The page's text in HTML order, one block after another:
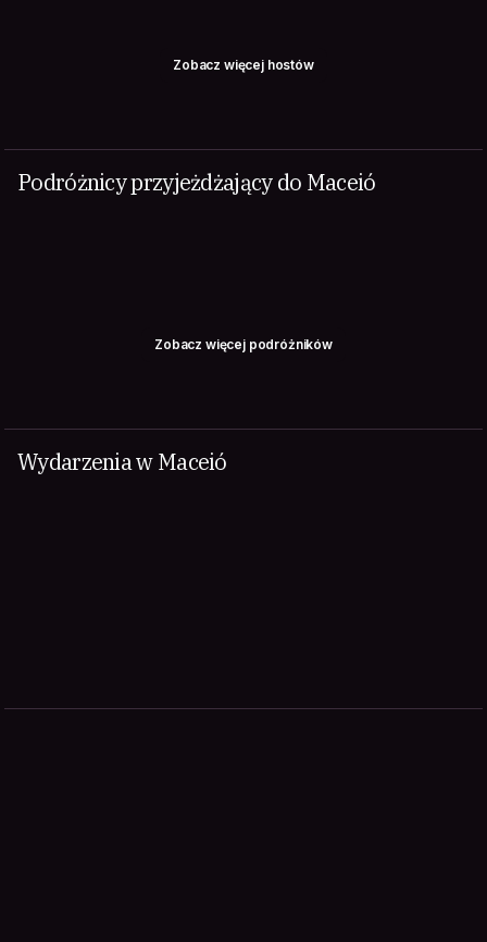
Zobacz więcej hostów
Podróżnicy przyjeżdżający do Maceió
Zobacz więcej podróżników
Wydarzenia w Maceió